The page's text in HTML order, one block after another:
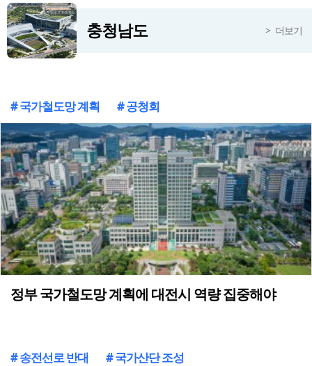
충청남도 더보기
# 국가철도망 계획 # 공청회
정부 국가철도망 계획에 대전시 역량 집중해야
# 송전선로 반대 # 국가산단 조성